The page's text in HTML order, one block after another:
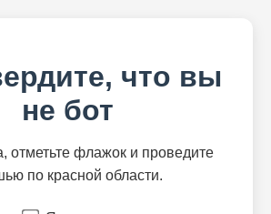
что вы
не бот
отметьте флажок и проведите
по красной области.